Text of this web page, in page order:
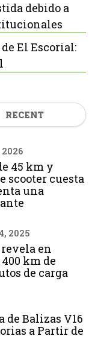
debido a
El Escorial:
RECENT
45 km y
scooter cuesta
una
2025
en
km de
de carga
de Balizas V16
a Partir de